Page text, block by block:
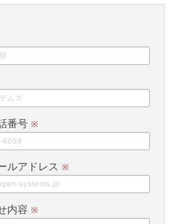
番号 ※
ルアドレス ※
内容 ※